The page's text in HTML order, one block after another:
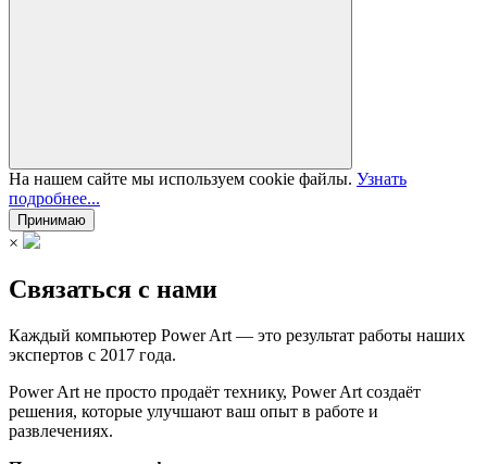
На нашем сайте мы используем cookie файлы. Узнать
подробнее...
Принимаю
×
Связаться с нами
Каждый компьютер Power Art — это результат работы наших
экспертов с 2017 года.
Power Art не просто продаёт технику, Power Art создаёт
решения, которые улучшают ваш опыт в работе и
развлечениях.